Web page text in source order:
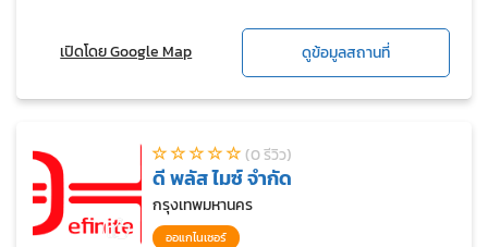
เปิดโดย Google Map ดูข้อมูลสถานที่
(0 รีวิว)
ดี พลัส ไมซ์ จำกัด
กรุงเทพมหานคร
ออแกไนเซอร์